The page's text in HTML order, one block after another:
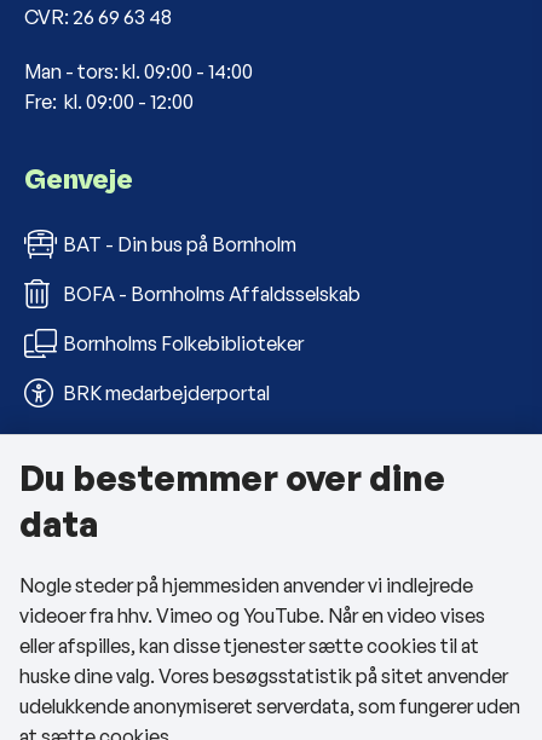
CVR: 26 69 63 48
Man - tors: kl. 09:00 - 14:00
Fre: kl. 09:00 - 12:00
Genveje
BAT - Din bus på Bornholm
BOFA - Bornholms Affaldsselskab
Bornholms Folkebiblioteker
BRK medarbejderportal
Om kommunen
Kontakt os
Telefon- og åbningstider
Tilgængelighedserklæring
Privatlivspolitik
Du bestemmer over dine
data
Nogle steder på hjemmesiden anvender vi indlejrede
videoer fra hhv. Vimeo og YouTube. Når en video vises
eller afspilles, kan disse tjenester sætte cookies til at
huske dine valg. Vores besøgsstatistik på sitet anvender
udelukkende anonymiseret serverdata, som fungerer uden